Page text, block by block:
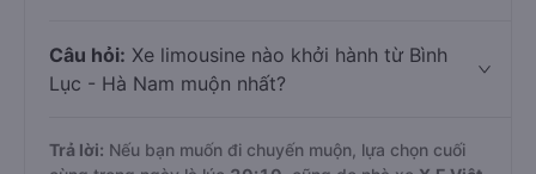
Câu hỏi: Xe limousine nào khởi hành từ Bình
Lục - Hà Nam muộn nhất?
Trả lời: Nếu bạn muốn đi chuyến muộn, lựa chọn cuối